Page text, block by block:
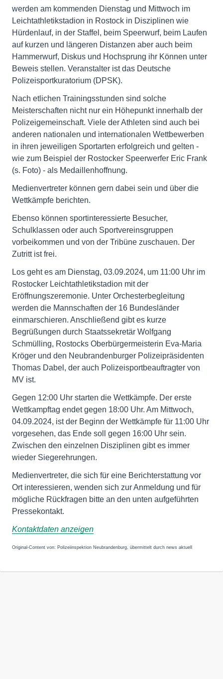
werden am kommenden Dienstag und Mittwoch im
Leichtathletikstadion in Rostock in Disziplinen wie
Hürdenlauf, in der Staffel, beim Speerwurf, beim Laufen
auf kurzen und längeren Distanzen aber auch beim
Hammerwurf, Diskus und Hochsprung ihr Können unter
Beweis stellen. Veranstalter ist das Deutsche
Polizeisportkuratorium (DPSK).
Nach etlichen Trainingsstunden sind solche
Meisterschaften nicht nur ein Höhepunkt innerhalb der
Polizeigemeinschaft. Viele der Athleten sind auch bei
anderen nationalen und internationalen Wettbewerben
in ihren jeweiligen Sportarten erfolgreich und gelten -
wie zum Beispiel der Rostocker Speerwerfer Eric Frank
(s. Foto) - als Medaillenhoffnung.
Medienvertreter können gern dabei sein und über die
Wettkämpfe berichten.
Ebenso können sportinteressierte Besucher,
Schulklassen oder auch Sportvereinsgruppen
vorbeikommen und von der Tribüne zuschauen. Der
Zutritt ist frei.
Los geht es am Dienstag, 03.09.2024, um 11:00 Uhr im
Rostocker Leichtathletikstadion mit der
Eröffnungszeremonie. Unter Orchesterbegleitung
werden die Mannschaften der 16 Bundesländer
einmarschieren. Anschließend gibt es kurze
Begrüßungen durch Staatssekretär Wolfgang
Schmülling, Rostocks Oberbürgermeisterin Eva-Maria
Kröger und den Neubrandenburger Polizeipräsidenten
Thomas Dabel, der auch Polizeisportbeauftragter von
MV ist.
Gegen 12:00 Uhr starten die Wettkämpfe. Der erste
Wettkampftag endet gegen 18:00 Uhr. Am Mittwoch,
04.09.2024, ist der Beginn der Wettkämpfe für 11:00 Uhr
vorgesehen, das Ende soll gegen 16:00 Uhr sein.
Zwischen den einzelnen Disziplinen gibt es immer
wieder Siegerehrungen.
Medienvertreter, die sich für eine Berichterstattung vor
Ort interessieren, wenden sich zur Anmeldung und für
mögliche Rückfragen bitte an den unten aufgeführten
Pressekontakt.
Kontaktdaten anzeigen
Original-Content von: Polizeiinspektion Neubrandenburg, übermittelt durch news aktuell